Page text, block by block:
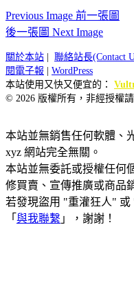
Previous Image 前一張圖
後一張圖 Next Image
關於本站 聯絡站長(Contact
閱電子報
WordPress
本站使用又快又便宜的：
© 2026 版權所有，非經授權
本站並無銷售任何軟體、
xyz 網站完全無關。
本站並無委託或授權任何
修買賣、宣傳推廣或商品
若發現盜用 "重灌狂人"
「 與我聯繫 」，謝謝！